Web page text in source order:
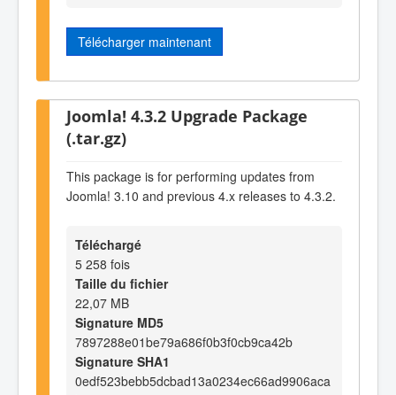
Télécharger maintenant
Joomla! 4.3.2 Upgrade Package
(.tar.gz)
This package is for performing updates from
Joomla! 3.10 and previous 4.x releases to 4.3.2.
Téléchargé
5 258 fois
Taille du fichier
22,07 MB
Signature MD5
7897288e01be79a686f0b3f0cb9ca42b
Signature SHA1
0edf523bebb5dcbad13a0234ec66ad9906aca